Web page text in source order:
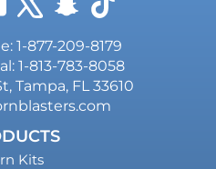
1-877-209-8179
1-813-783-8058
Tampa, FL 33610
Kits